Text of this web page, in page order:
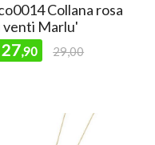
Collana rosa
venti Marlu'
27,90 29,00